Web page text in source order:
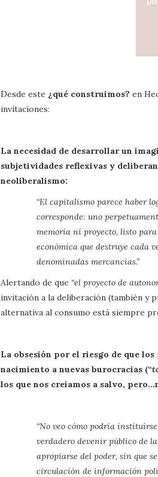
Desde este ¿qué construimos? en
invitaciones:
La necesidad de desarrollar un
subjetividades reflexivas y
neoliberalismo:
“El capitalismo parece haber
corresponde: uno
memoria ni proyecto, listo
económica que destruye cada
denominadas mercancías.”
Alertando de que “el proyecto de
invitación a la deliberación (también y
alternativa al consumo está siempre
La obsesión por el riesgo de que
nacimiento a nuevas burocracias (“
los que nos creíamos a salvo,
“No veo cómo podría
verdadero devenir público de
apropiarse del poder, sin que
circulación de información